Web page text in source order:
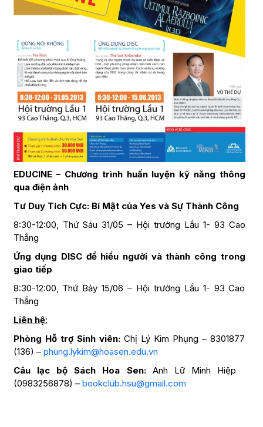
EDUCINE – Chương trình huấn luyện kỹ năng thông
qua điện ảnh
Tư Duy Tích Cực: Bí Mật của Yes và Sự Thành Công
8:30-12:00, Thứ Sáu 31/05 – Hội trường Lầu 1- 93 Cao
Thắng
Ứng dụng DISC để hiểu người và thành công trong
giao tiếp
8:30-12:00, Thứ Bảy 15/06 – Hội trường Lầu 1- 93 Cao
Thắng
Liên hệ:
Phòng Hỗ trợ Sinh viên: Chị Lý Kim Phụng – 8301877
(136) – phung.lykim@hoasen.edu.vn
Câu lạc bộ Sách Hoa Sen:Anh Lữ Minh Hiệp
(0983256878) – bookclub.hsu@gmail.com